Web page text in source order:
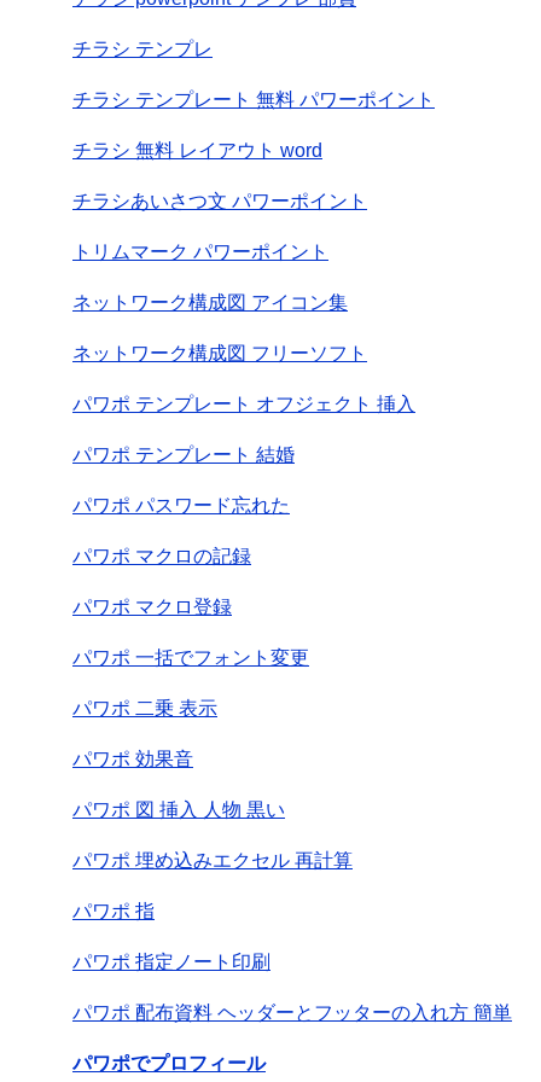
チラシ テンプレ
チラシ テンプレート 無料 パワーポイント
チラシ 無料 レイアウト word
チラシあいさつ文 パワーポイント
トリムマーク パワーポイント
ネットワーク構成図 アイコン集
ネットワーク構成図 フリーソフト
パワポ テンプレート オフジェクト 挿入
パワポ テンプレート 結婚
パワポ パスワード忘れた
パワポ マクロの記録
パワポ マクロ登録
パワポ 一括でフォント変更
パワポ 二乗 表示
パワポ 効果音
パワポ 図 挿入 人物 黒い
パワポ 埋め込みエクセル 再計算
パワポ 指
パワポ 指定ノート印刷
パワポ 配布資料 ヘッダーとフッターの入れ方 簡単
パワポでプロフィール